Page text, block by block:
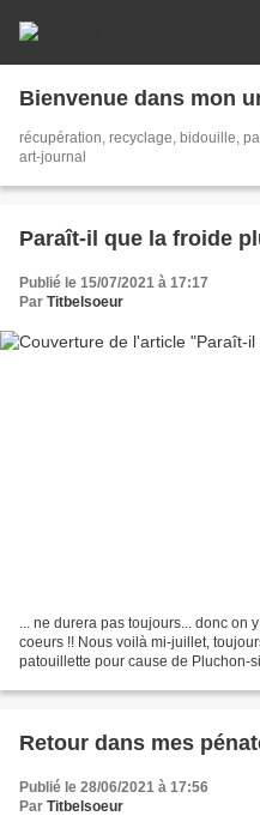
Bienvenue dans mon
récupération, recyclage, bidouille,
art-journal
Paraît-il que la froide
Publié le 15/07/2021 à 17:17
Par Titbelsoeur
... ne durera pas toujours... donc on
coeurs !! Nous voilà mi-juillet,
patouillette pour cause de Pluchon-
Retour dans mes
Publié le 28/06/2021 à 17:56
Par Titbelsoeur